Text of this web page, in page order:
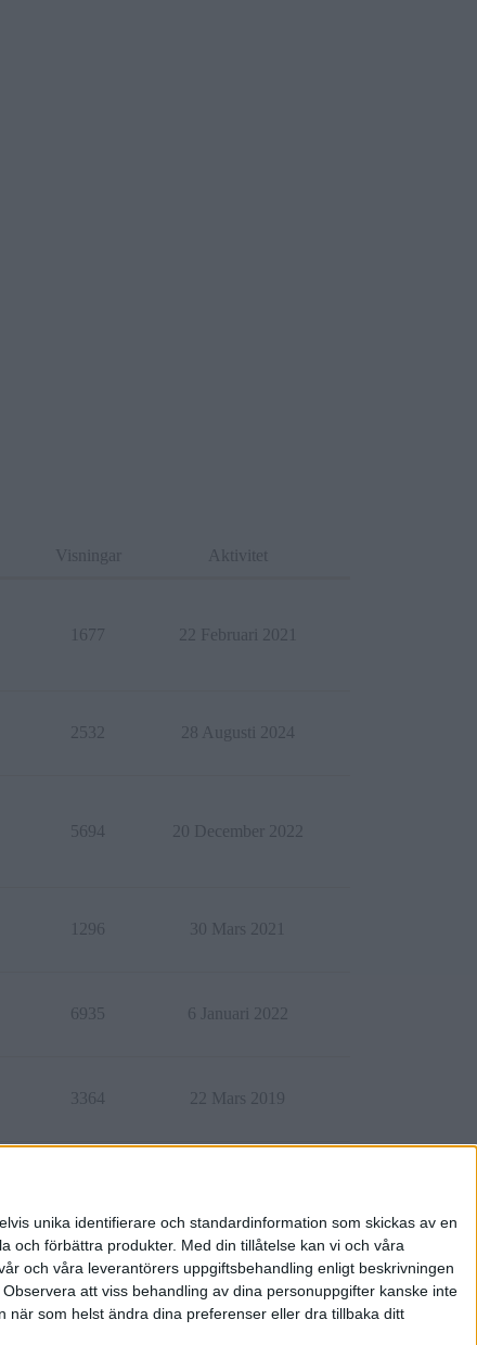
unika identifierare och standardinformation som skickas av en
och förbättra produkter. Med din tillåtelse kan vi och våra
och våra leverantörers uppgiftsbehandling enligt beskrivningen
Observera att viss behandling av dina personuppgifter kanske inte
som helst ändra dina preferenser eller dra tillbaka ditt
Visningar Aktivitet
1677 22 Februari 2021
2532 28 Augusti 2024
5694 20 December 2022
1296 30 Mars 2021
6935 6 Januari 2022
3364 22 Mars 2019